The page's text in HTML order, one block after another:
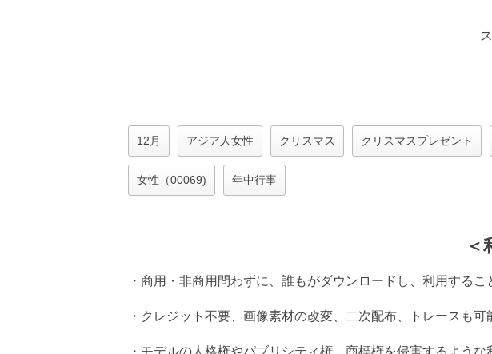
12月 アジア人女性 クリスマス クリスマスプレゼント
女性（00069) 年中行事
＜
・商用・非商用問わずに、誰もがダウンロードし、利用するこ
・クレジット不要、画像素材の改変、二次配布、トレースも可